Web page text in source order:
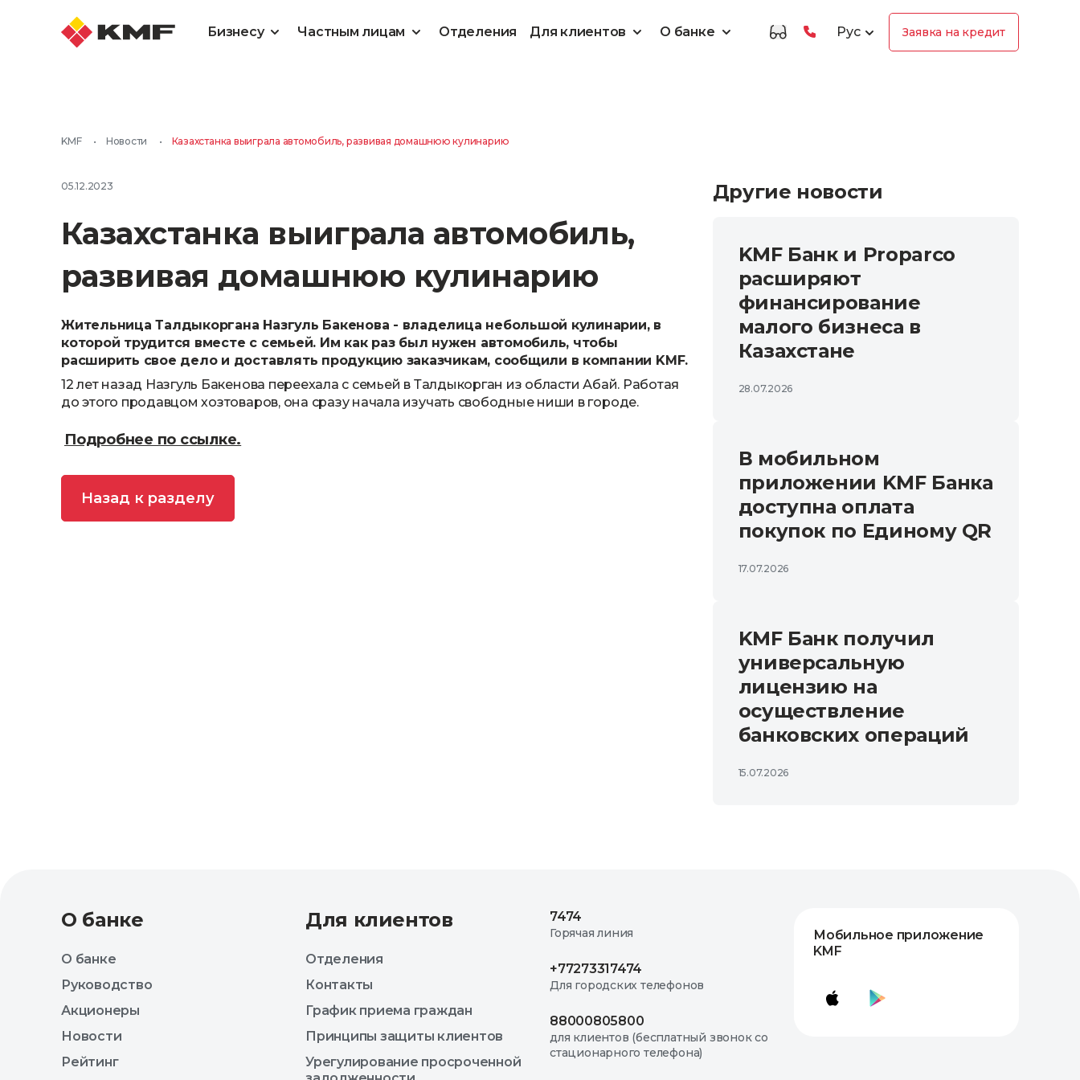
Бизнесу Частным лицам Отделения Для клиентов О банке Рус Заявка на кредит
KMF • Новости • Казахстанка выиграла автомобиль, развивая домашнюю кулинарию
05.12.2023
Казахстанка выиграла автомобиль,
развивая домашнюю кулинарию
Жительница Талдыкоргана Назгуль Бакенова - владелица небольшой кулинарии, в
которой трудится вместе с семьей. Им как раз был нужен автомобиль, чтобы
расширить свое дело и доставлять продукцию заказчикам, сообщили в компании KMF.
12 лет назад Назгуль Бакенова переехала с семьей в Талдыкорган из области Абай. Работая
до этого продавцом хозтоваров, она сразу начала изучать свободные ниши в городе.
Подробнее по ссылке.
Назад к разделу
Другие новости
KMF Банк и Proparco
расширяют
финансирование
малого бизнеса в
Казахстане
28.07.2026
В мобильном
приложении KMF Банка
доступна оплата
покупок по Единому QR
17.07.2026
KMF Банк получил
универсальную
лицензию на
осуществление
банковских операций
15.07.2026
О банке
О банке
Руководство
Акционеры
Новости
Рейтинг
Для клиентов
Отделения
Контакты
График приема граждан
Принципы защиты клиентов
Урегулирование просроченной
7474
Горячая линия
+77273317474
Для городских телефонов
88000805800
для клиентов (бесплатный звонок со
стационарного телефона)
Мобильное приложение
KMF